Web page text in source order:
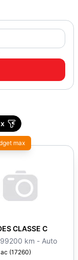
max
MERCEDES CLASSE C
2009 - 199200 km - Auto
(17260)